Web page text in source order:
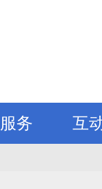
务 互